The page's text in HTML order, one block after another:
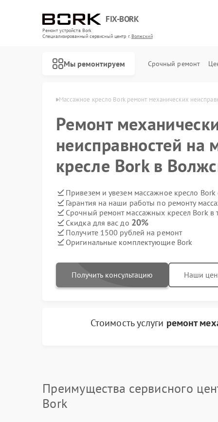
FIX-BORK
Ремонт устройств Bork
Специализированный cервисный центр г.Волжский
Мы ремонтируем Срочный ремонт
Массажное кресло Bork ремонт механических
Ремонт
неисправностей на
кресле Bork в
Привезем и увезем массажное кресло Bork
Гарантия на наши работы по ремонту
Срочный ремонт массажных кресел Bork в
Скидка для вас до 20%
Получите 1500 рублей на ремонт
Оригинальные комплектующие Bork
Получить консультацию Наши
Стоимость услуги ремонт
Преимущества сервисного
Bork